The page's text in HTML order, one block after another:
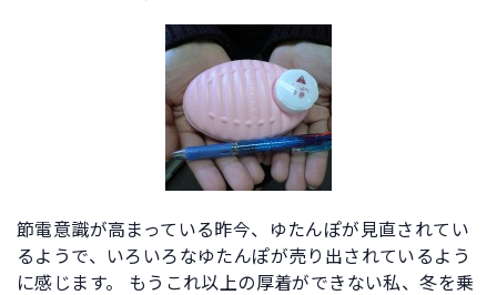
節電意識が高まっている昨今、ゆたんぽが見直されてい
るようで、いろいろなゆたんぽが売り出されているよう
に感じます。 もうこれ以上の厚着ができない私、冬を乗